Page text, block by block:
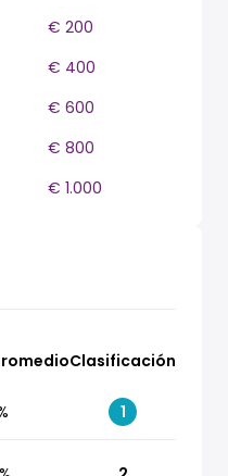
€ 200
€ 400
€ 600
€ 800
€ 1.000
Clasificación
1